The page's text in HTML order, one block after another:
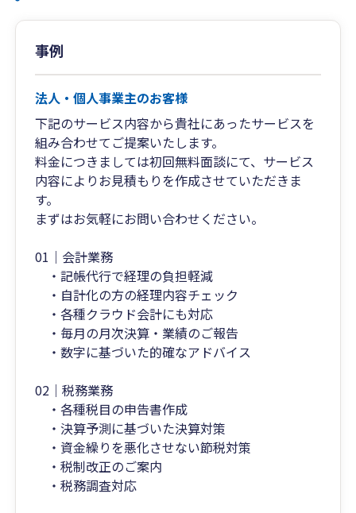
事例
法人・個人事業主のお客様
下記のサービス内容から貴社にあったサービスを
組み合わせてご提案いたします。
料金につきましては初回無料面談にて、サービス
内容によりお見積もりを作成させていただきま
す。
まずはお気軽にお問い合わせください。
01｜会計業務
・記帳代行で経理の負担軽減
・自計化の方の経理内容チェック
・各種クラウド会計にも対応
・毎月の月次決算・業績のご報告
・数字に基づいた的確なアドバイス
02｜税務業務
・各種税目の申告書作成
・決算予測に基づいた決算対策
・資金繰りを悪化させない節税対策
・税制改正のご案内
・税務調査対応